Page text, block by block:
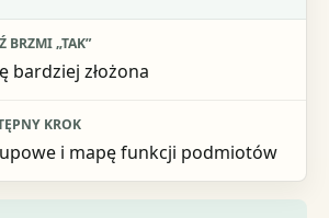
bardziej złożona
i mapę funkcji podmiotów